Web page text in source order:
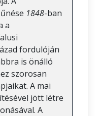
1848-ban
a
fordulóján
is önálló
szorosan
A mai
jött létre
A